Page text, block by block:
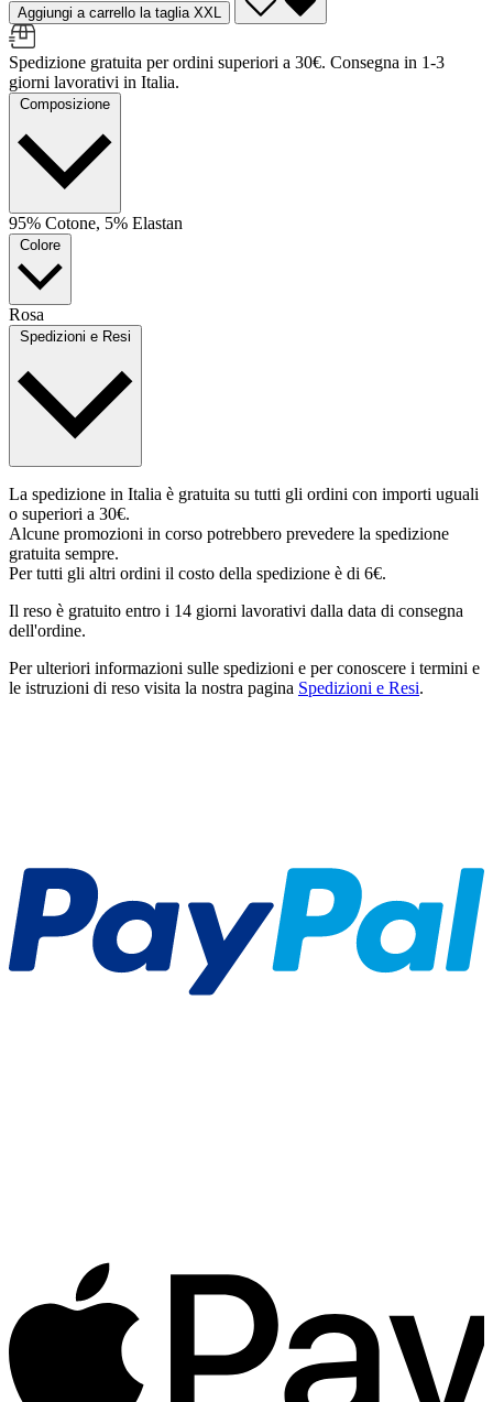
Aggiungi a carrello la taglia XXL
Spedizione gratuita per ordini superiori a 30€. Consegna in 1-3
giorni lavorativi in Italia.
Composizione
95% Cotone, 5% Elastan
Colore
Rosa
Spedizioni e Resi
La spedizione in Italia è gratuita su tutti gli ordini con importi uguali
o superiori a 30€.
Alcune promozioni in corso potrebbero prevedere la spedizione
gratuita sempre.
Per tutti gli altri ordini il costo della spedizione è di 6€.
Il reso è gratuito entro i 14 giorni lavorativi dalla data di consegna
dell'ordine.
Per ulteriori informazioni sulle spedizioni e per conoscere i termini e
le istruzioni di reso visita la nostra pagina Spedizioni e Resi.